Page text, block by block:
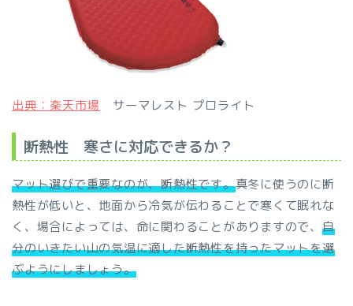
出典：楽天市場 サーマレスト プロライト
断熱性 寒さに対応できるか？
マット選びで重要なのが、断熱性です。真冬に使うのに断
熱性が低いと、地面から冷気が伝わることで寒くて眠れな
く、場合によっては、命に関わることがありますので、 自
分のいきたい山の気温に適した断熱性を持ったマットを選
ぶようにしましょう。